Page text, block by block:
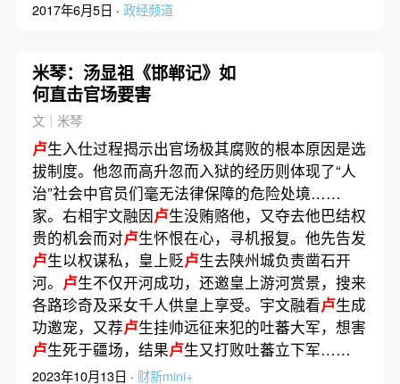
2017年6月5日 · 政经频道
米琴：汤显祖《邯郸记》如
何直击官场要害
文｜米琴
卢生入仕过程揭示出官场极其腐败的根本原因是选
拔制度。他忽而高升忽而入狱的经历则体现了“人
治”社会中官员们毫无法律保障的危险处境……
家。右相宇文融因卢生没贿赂他，又夺去他巴结权
贵的机会而对卢生怀恨在心，寻机报复。他先告发
卢生以权谋私，皇上贬卢生去陕州城负责凿石开
河。 卢生不仅开河成功，还邀皇上游河赏景，搜来
各路珍奇及采女千人供皇上享受。宇文融看卢生成
功邀宠，又荐卢生挂帅远征来犯的吐蕃大军，想害
卢生死于疆场，结果卢生又打败吐蕃立下军……
2023年10月13日 · 财新mini+